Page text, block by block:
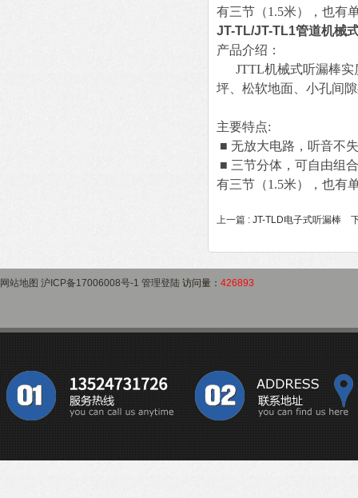
有三节（1.5米），也有
JT-TL/JT-TL1管道机械
产品介绍：
JTTL机械式听漏棒实
坪、松软地面、小孔间
主要特点:
■ 无放大电路，听音不
■ 三节分体，可自由组
有三节（1.5米），也有
上一篇 : JT-TLD电子式听漏棒
网站地图 沪ICP备17006008号-1 管理登陆 访问量： 426893